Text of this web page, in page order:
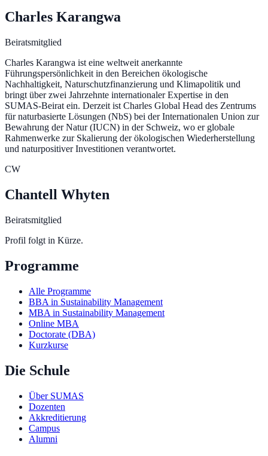
Charles Karangwa
Beiratsmitglied
Charles Karangwa ist eine weltweit anerkannte
Führungspersönlichkeit in den Bereichen ökologische
Nachhaltigkeit, Naturschutzfinanzierung und Klimapolitik und
bringt über zwei Jahrzehnte internationaler Expertise in den
SUMAS-Beirat ein. Derzeit ist Charles Global Head des Zentrums
für naturbasierte Lösungen (NbS) bei der Internationalen Union zur
Bewahrung der Natur (IUCN) in der Schweiz, wo er globale
Rahmenwerke zur Skalierung der ökologischen Wiederherstellung
und naturpositiver Investitionen verantwortet.
CW
Chantell Whyten
Beiratsmitglied
Profil folgt in Kürze.
Programme
Alle Programme
BBA in Sustainability Management
MBA in Sustainability Management
Online MBA
Doctorate (DBA)
Kurzkurse
Die Schule
Über SUMAS
Dozenten
Akkreditierung
Campus
Alumni